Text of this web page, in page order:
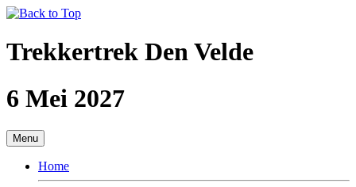
Trekkertrek Den Velde
6 Mei 2027
Menu
Home